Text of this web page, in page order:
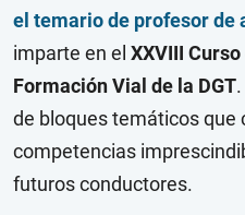
el temario de profesor de
imparte en el XXVIII
Formación Vial de la DGT
de bloques temáticos que
competencias
futuros conductores.